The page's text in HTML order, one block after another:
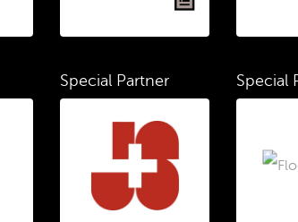
Special Partner Special